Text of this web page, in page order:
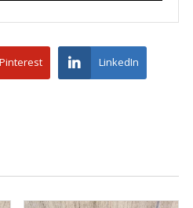
Pinterest LinkedIn